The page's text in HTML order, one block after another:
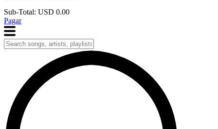
Sub-Total: USD 0.00
Pagar